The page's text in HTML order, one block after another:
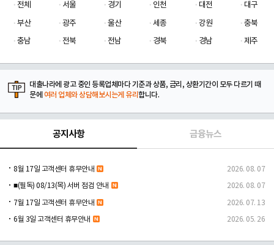
전체 서울 경기 인천 대전
대구
부산
광주 울산 세종 강원
충북
충남
전북 전남 경북 경남 제주
대출나라에 광고 중인 등록업체마다 기준과 상품, 금리, 상환기간이 모두 다르기 때
문에 여러 업체와 상담해보시는게 유리합니다.
공지사항 금융뉴스
8월 17일 고객센터 휴무안내 2026. 08. 07
■(필독) 08/13(목) 서버 점검 안내 2026. 08. 07
7월 17일 고객센터 휴무안내 2026. 07. 13
6월 3일 고객센터 휴무안내 2026. 05. 26